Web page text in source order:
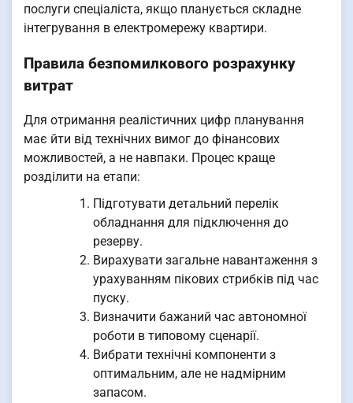
послуги спеціаліста, якщо планується складне
інтегрування в електромережу квартири.
Правила безпомилкового розрахунку
витрат
Для отримання реалістичних цифр планування
має йти від технічних вимог до фінансових
можливостей, а не навпаки. Процес краще
розділити на етапи:
Підготувати детальний перелік
обладнання для підключення до
резерву.
Вирахувати загальне навантаження з
урахуванням пікових стрибків під час
пуску.
Визначити бажаний час автономної
роботи в типовому сценарії.
Вибрати технічні компоненти з
оптимальним, але не надмірним
запасом.